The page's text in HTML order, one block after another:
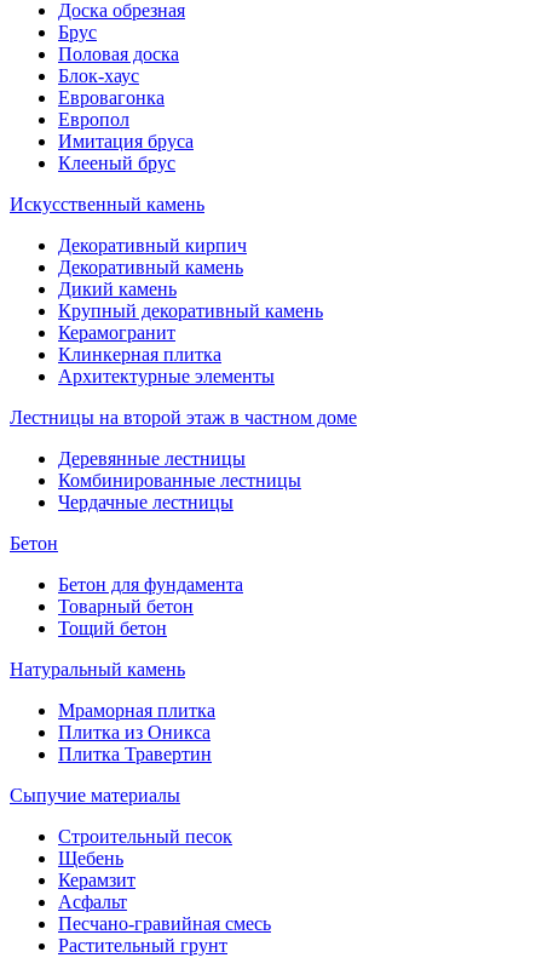
Доска обрезная
Брус
Половая доска
Блок-хаус
Евровагонка
Европол
Имитация бруса
Клееный брус
Искусственный камень
Декоративный кирпич
Декоративный камень
Дикий камень
Крупный декоративный камень
Керамогранит
Клинкерная плитка
Архитектурные элементы
Лестницы на второй этаж в частном доме
Деревянные лестницы
Комбинированные лестницы
Чердачные лестницы
Бетон
Бетон для фундамента
Товарный бетон
Тощий бетон
Натуральный камень
Мраморная плитка
Плитка из Оникса
Плитка Травертин
Сыпучие материалы
Строительный песок
Щебень
Керамзит
Асфальт
Песчано-гравийная смесь
Растительный грунт